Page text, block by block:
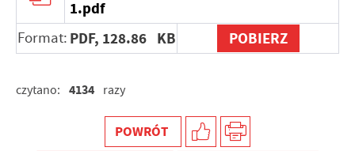
1.pdf
Format: PDF, 128.86 KB POBIERZ
czytano: 4134 razy
POWRÓT